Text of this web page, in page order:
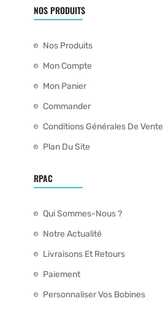
NOS PRODUITS
Nos Produits
Mon Compte
Mon Panier
Commander
Conditions Générales De Vente
Plan Du Site
RPAC
Qui Sommes-Nous ?
Notre Actualité
Livraisons Et Retours
Paiement
Personnaliser Vos Bobines